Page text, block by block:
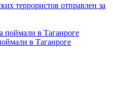
террористов отправлен за
в Таганроге